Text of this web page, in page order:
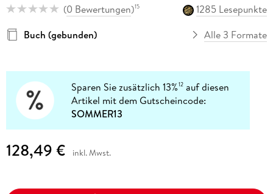
(0 Bewertungen)15
1285 Lesepunkte
Buch (gebunden)
Alle 3 Formate
Sparen Sie zusätzlich 13%12 auf diesen
Artikel mit dem Gutscheincode:
SOMMER13
128,49 € inkl. Mwst.